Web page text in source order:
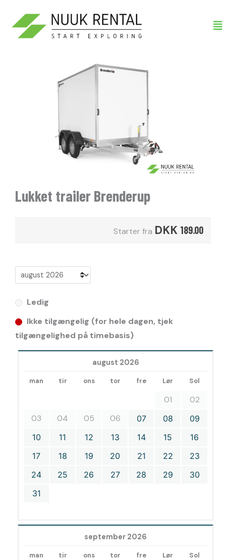
indholdet
Lukket trailer Brenderup
Starter fra DKK 189.00
Ledig
Ikke tilgængelig (for hele dagen, tjek
tilgængelighed på timebasis)
august 2026
man tir ons tor fre Lør Sol
01
02
03
04 05 06 07 08
09
10
11 12 13 14 15
16
17
18 19 20 21 22
23
24
25 26 27 28 29
30
31
september 2026
man tir ons tor fre Lør Sol